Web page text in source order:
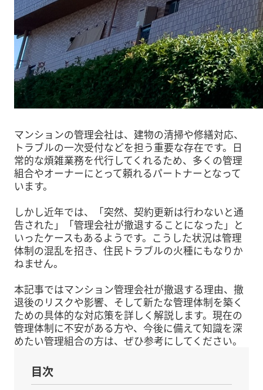
マンションの管理会社は、建物の清掃や修繕対応、
トラブルの一次受付などを担う重要な存在です。日
常的な煩雑業務を代行してくれるため、多くの管理
組合やオーナーにとって頼れるパートナーとなって
います。
しかし近年では、「突然、契約更新は行わないと通
告された」「管理会社が撤退することになった」と
いったケースもあるようです。こうした状況は管理
体制の混乱を招き、住民トラブルの火種にもなりか
ねません。
本記事ではマンション管理会社が撤退する理由、撤
退後のリスクや影響、そして新たな管理体制を築く
ための具体的な対応策を詳しく解説します。現在の
管理体制に不安がある方や、今後に備えて知識を深
めたい管理組合の方は、ぜひ参考にしてください。
目次